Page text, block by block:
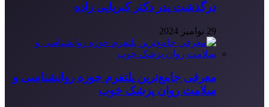
درگذشت پدر دکتر کبریایی زاده
29 نوامبر 2024
معرفی جامع‌ترین پلتفرم حوزه روانشناسی و
سلامت روان پزشک خوب